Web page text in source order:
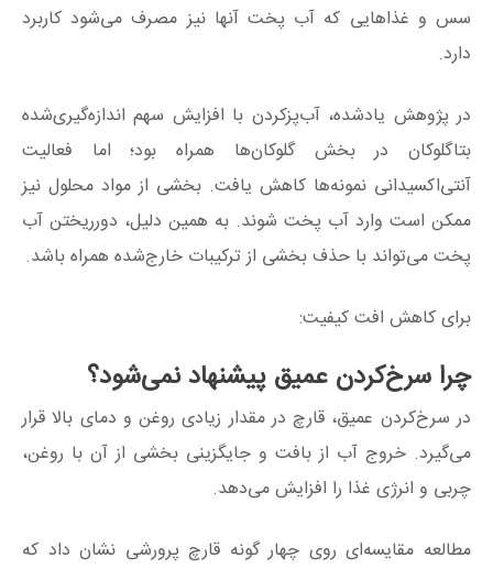
سس و غذاهایی که آب پخت آنها نیز مصرف می‌شود کاربرد
دارد.
در پژوهش یادشده، آب‌پزکردن با افزایش سهم اندازه‌گیری‌شده
بتاگلوکان در بخش گلوکان‌ها همراه بود؛ اما فعالیت
آنتی‌اکسیدانی نمونه‌ها کاهش یافت. بخشی از مواد محلول نیز
ممکن است وارد آب پخت شوند. به همین دلیل، دورریختن آب
پخت می‌تواند با حذف بخشی از ترکیبات خارج‌شده همراه باشد.
برای کاهش افت کیفیت:
چرا سرخ‌کردن عمیق پیشنهاد نمی‌شود؟
در سرخ‌کردن عمیق، قارچ در مقدار زیادی روغن و دمای بالا قرار
می‌گیرد. خروج آب از بافت و جایگزینی بخشی از آن با روغن،
چربی و انرژی غذا را افزایش می‌دهد.
مطالعه مقایسه‌ای روی چهار گونه قارچ پرورشی نشان داد که